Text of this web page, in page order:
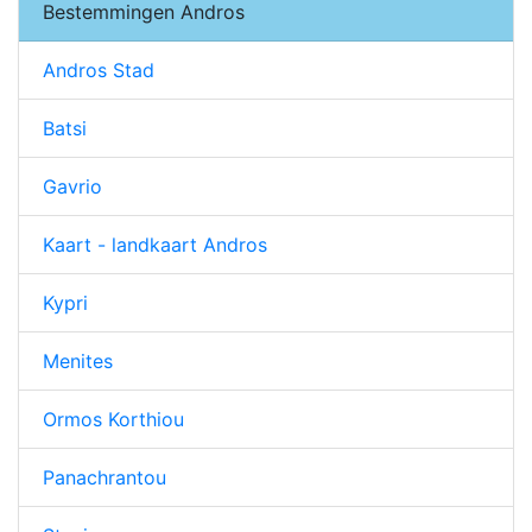
Bestemmingen Andros
Andros Stad
Batsi
Gavrio
Kaart - landkaart Andros
Kypri
Menites
Ormos Korthiou
Panachrantou